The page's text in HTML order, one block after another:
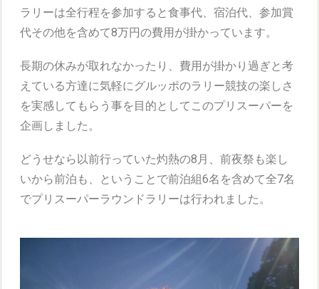
ラリーは全行程を参加すると食事代、宿泊代、参加賞
代その他を含めて8万円の費用が掛かっています。
長期の休みが取れなかったり、費用が掛かり過ぎと考
えている方達に気軽にグルッポのラリー競技の楽しさ
を実感してもらう事を目的としてこのプリスーパーを
企画しました。
どうせなら以前行っていた灼熱の8月、前夜祭も楽し
いから前泊も、ということで前泊組6名を含めて全7名
でプリスーパーラウンドラリーは行われました。